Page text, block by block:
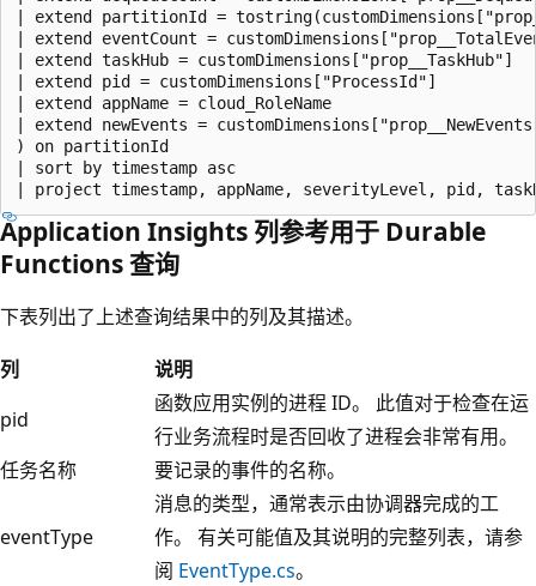
| extend partitionId =
| extend eventCount =
| extend taskHub = customDimensions["prop__TaskHub"]
| extend pid = customDimensions["ProcessId"]
| extend appName = cloud_RoleName
| extend newEvents =
) on partitionId
| sort by timestamp asc
Application Insights 列参考用于 Durable
Functions 查询
下表列出了上述查询结果中的列及其描述。
列
说明
pid
函数应用实例的进程 ID。 此值对于检查在运
行业务流程时是否回收了进程会非常有用。
任务名称
要记录的事件的名称。
eventType
消息的类型，通常表示由协调器完成的工
作。 有关可能值及其说明的完整列表，请参
阅 EventType.cs。